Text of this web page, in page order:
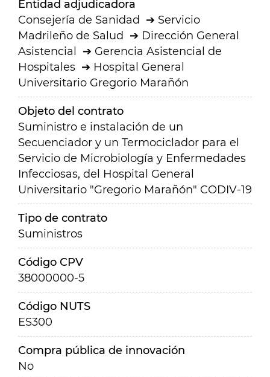
Entidad adjudicadora
Consejería de Sanidad
Servicio
Madrileño de Salud
Dirección General
Asistencial
Gerencia Asistencial de
Hospitales
Hospital General
Universitario Gregorio Marañón
Objeto del contrato
Suministro e instalación de un
Secuenciador y un Termociclador para el
Servicio de Microbiología y Enfermedades
Infecciosas, del Hospital General
Universitario "Gregorio Marañón" CODIV-19
Tipo de contrato
Suministros
Código CPV
38000000-5
Código NUTS
ES300
Compra pública de innovación
No